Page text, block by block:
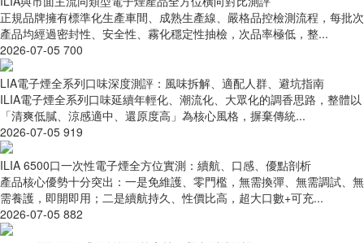
正規品牌擁有標準化生產車間、成熟生產線、嚴格品控檢測流程，每批次
產品均經過密封性、安全性、霧化穩定性抽檢，次品率極低，整...
2026-07-05 700
LIA電子煙全系列口味深度測評：風味拆解、適配人群、避坑指南
ILIA電子煙全系列口味延續年輕化、潮流化、大眾化的調香思路，整體以
「清爽低膩、涼感適中、還原度高」為核心風格，摒棄傳統...
2026-07-05 919
ILIA 6500口一次性電子煙全方位實測：續航、口感、優點剖析
產品核心優勢十分突出：一是免維護、零門檻，無需換彈、無需調試、無
需養護，即開即用；二是續航持久、性價比高，超大口數+可充...
2026-07-05 882